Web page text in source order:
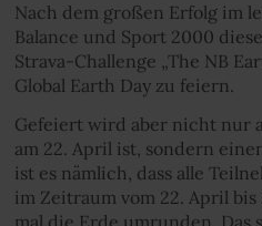
Nach dem großen Erfolg im
Balance und Sport 2000
Strava-Challenge „The NB
Global Earth Day zu feiern.
Gefeiert wird aber nicht nur
am 22. April ist, sondern
ist es nämlich, dass alle
im Zeitraum vom 22. April
mal die Erde umrunden. Das